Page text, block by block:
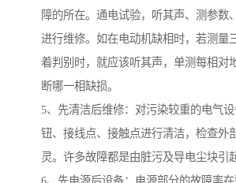
障的所在。通电试验，听其声、测参数
进行维修。如在电动机缺相时，若测量
着判别时，就应该听其声，单测每相对
断哪一相缺损。
5、先清洁后维修：对污染较重的电气
钮、接线点、接触点进行清洁，检查外
灵。许多故障都是由脏污及导电尘块引